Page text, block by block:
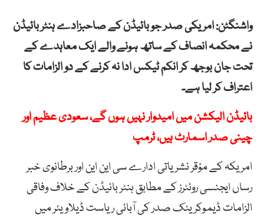
واشنگٹن: امریکی صدر جو بائیڈن کے صاحبزادے ہنٹر بائیڈن
نے محکمہ انصاف کے ساتھ ہونے والے ایک معاہدے کے
تحت جان بوجھ کر انکم ٹیکس ادا نہ کرنے کے دو الزامات کا
اعتراف کر لیا ہے۔
بائیڈن الیکشن میں امیدوار نہیں ہوں گے، سعودی عظیم اور
چینی صدر اسمارٹ ہیں، ٹرمپ
امریکہ کے مؤقر نشریاتی ادارے سی این این اور برطانوی خبر
رساں ایجنسی روئٹرز کے مطابق ہنٹر بائیڈن کے خلاف وفاقی
الزامات ڈیموکریٹک صدر کی آبائی ریاست ڈیلاویئر میں